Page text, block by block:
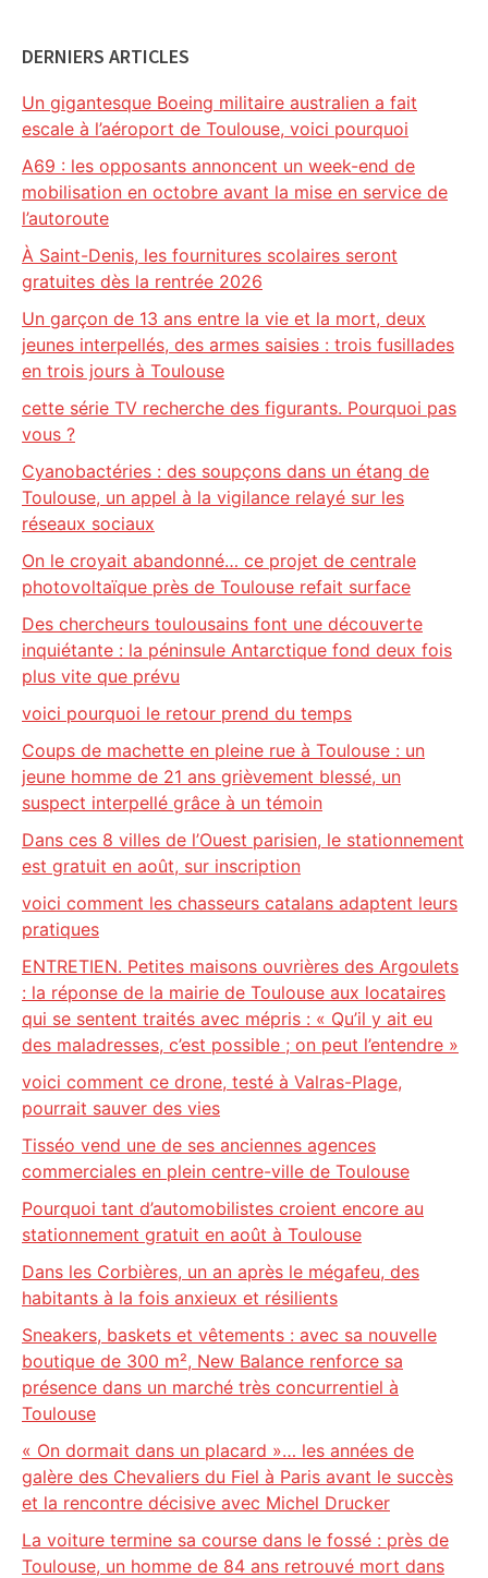
DERNIERS ARTICLES
Un gigantesque Boeing militaire australien a fait
escale à l’aéroport de Toulouse, voici pourquoi
A69 : les opposants annoncent un week-end de
mobilisation en octobre avant la mise en service de
l’autoroute
À Saint-Denis, les fournitures scolaires seront
gratuites dès la rentrée 2026
Un garçon de 13 ans entre la vie et la mort, deux
jeunes interpellés, des armes saisies : trois fusillades
en trois jours à Toulouse
cette série TV recherche des figurants. Pourquoi pas
vous ?
Cyanobactéries : des soupçons dans un étang de
Toulouse, un appel à la vigilance relayé sur les
réseaux sociaux
On le croyait abandonné… ce projet de centrale
photovoltaïque près de Toulouse refait surface
Des chercheurs toulousains font une découverte
inquiétante : la péninsule Antarctique fond deux fois
plus vite que prévu
voici pourquoi le retour prend du temps
Coups de machette en pleine rue à Toulouse : un
jeune homme de 21 ans grièvement blessé, un
suspect interpellé grâce à un témoin
Dans ces 8 villes de l’Ouest parisien, le stationnement
est gratuit en août, sur inscription
voici comment les chasseurs catalans adaptent leurs
pratiques
ENTRETIEN. Petites maisons ouvrières des Argoulets
: la réponse de la mairie de Toulouse aux locataires
qui se sentent traités avec mépris : « Qu’il y ait eu
des maladresses, c’est possible ; on peut l’entendre »
voici comment ce drone, testé à Valras-Plage,
pourrait sauver des vies
Tisséo vend une de ses anciennes agences
commerciales en plein centre-ville de Toulouse
Pourquoi tant d’automobilistes croient encore au
stationnement gratuit en août à Toulouse
Dans les Corbières, un an après le mégafeu, des
habitants à la fois anxieux et résilients
Sneakers, baskets et vêtements : avec sa nouvelle
boutique de 300 m², New Balance renforce sa
présence dans un marché très concurrentiel à
Toulouse
« On dormait dans un placard »… les années de
galère des Chevaliers du Fiel à Paris avant le succès
et la rencontre décisive avec Michel Drucker
La voiture termine sa course dans le fossé : près de
Toulouse, un homme de 84 ans retrouvé mort dans